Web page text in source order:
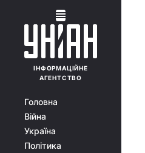
ІНФОРМАЦІЙНЕ
АГЕНТСТВО
Головна
Війна
Україна
Політика